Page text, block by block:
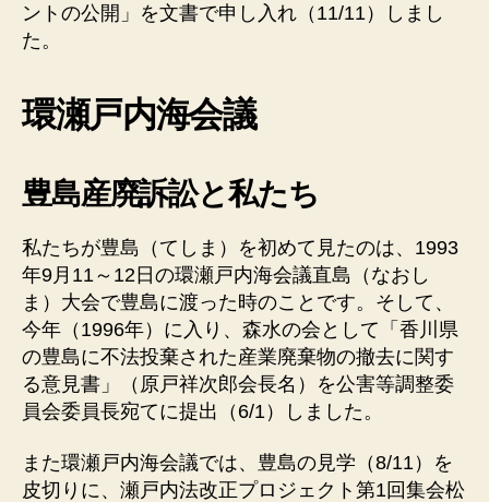
ントの公開」を文書で申し入れ（11/11）しまし
た。
環瀬戸内海会議
豊島産廃訴訟と私たち
私たちが豊島（てしま）を初めて見たのは、1993
年9月11～12日の環瀬戸内海会議直島（なおし
ま）大会で豊島に渡った時のことです。そして、
今年（1996年）に入り、森水の会として「香川県
の豊島に不法投棄された産業廃棄物の撤去に関す
る意見書」（原戸祥次郎会長名）を公害等調整委
員会委員長宛てに提出（6/1）しました。
また環瀬戸内海会議では、豊島の見学（8/11）を
皮切りに、瀬戸内法改正プロジェクト第1回集会松